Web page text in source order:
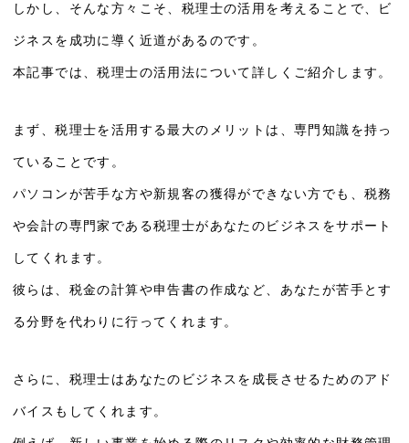
しかし、そんな方々こそ、税理士の活用を考えることで、ビ
ジネスを成功に導く近道があるのです。
本記事では、税理士の活用法について詳しくご紹介します。
まず、税理士を活用する最大のメリットは、専門知識を持っ
ていることです。
パソコンが苦手な方や新規客の獲得ができない方でも、税務
や会計の専門家である税理士があなたのビジネスをサポート
してくれます。
彼らは、税金の計算や申告書の作成など、あなたが苦手とす
る分野を代わりに行ってくれます。
さらに、税理士はあなたのビジネスを成長させるためのアド
バイスもしてくれます。